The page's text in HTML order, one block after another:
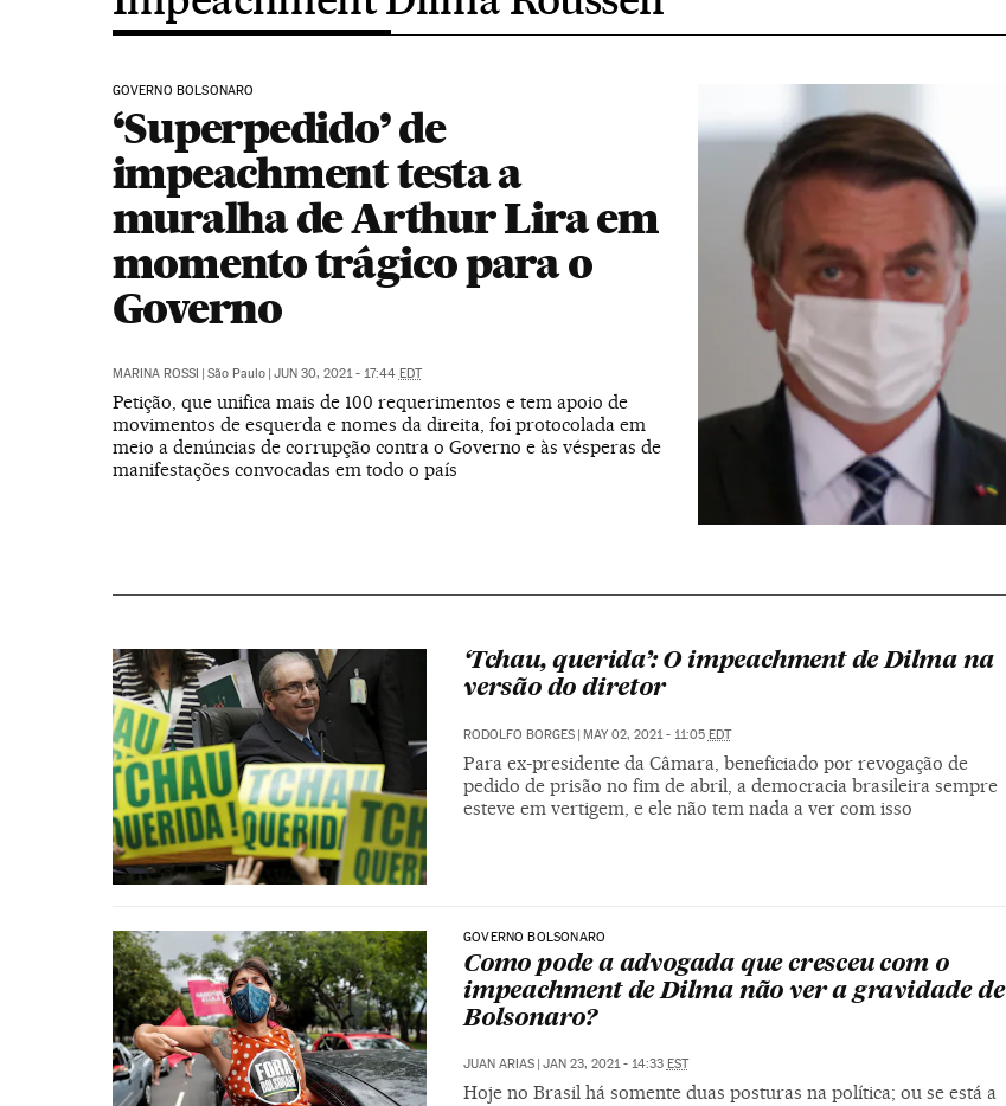
GOVERNO BOLSONARO
‘Superpedido’ de
impeachment testa a
muralha de Arthur Lira em
momento trágico para o
Governo
MARINA ROSSI | São Paulo | JUN 30, 2021 - 17:44 EDT
Petição, que unifica mais de 100 requerimentos e tem apoio de
movimentos de esquerda e nomes da direita, foi protocolada em
meio a denúncias de corrupção contra o Governo e às vésperas de
manifestações convocadas em todo o país
‘Tchau, querida’: O impeachment de Dilma na
versão do diretor
RODOLFO BORGES | MAY 02, 2021 - 11:05 EDT
Para ex-presidente da Câmara, beneficiado por revogação de
pedido de prisão no fim de abril, a democracia brasileira sempre
esteve em vertigem, e ele não tem nada a ver com isso
GOVERNO BOLSONARO
Como pode a advogada que cresceu com o
impeachment de Dilma não ver a gravidade de
Bolsonaro?
JUAN ARIAS | JAN 23, 2021 - 14:33 EST
Hoje no Brasil há somente duas posturas na política; ou se está a